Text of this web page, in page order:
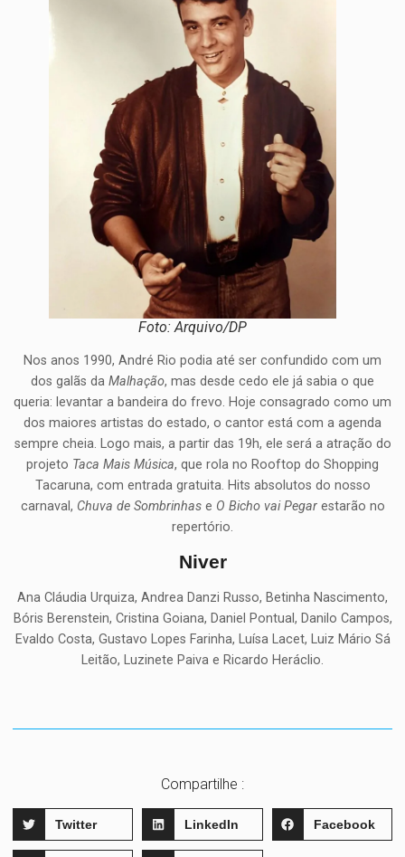
Foto: Arquivo/DP
Nos anos 1990, André Rio podia até ser confundido com um
dos galãs da Malhação, mas desde cedo ele já sabia o que
queria: levantar a bandeira do frevo. Hoje consagrado como um
dos maiores artistas do estado, o cantor está com a agenda
sempre cheia. Logo mais, a partir das 19h, ele será a atração do
projeto Taca Mais Música, que rola no Rooftop do Shopping
Tacaruna, com entrada gratuita. Hits absolutos do nosso
carnaval, Chuva de Sombrinhase O Bicho vai Pegarestarão no
repertório.
Niver
Ana Cláudia Urquiza, Andrea Danzi Russo, Betinha Nascimento,
Bóris Berenstein, Cristina Goiana, Daniel Pontual, Danilo Campos,
Evaldo Costa, Gustavo Lopes Farinha, Luísa Lacet, Luiz Mário Sá
Leitão, Luzinete Paiva e Ricardo Heráclio.
Compartilhe :
Twitter LinkedIn Facebook